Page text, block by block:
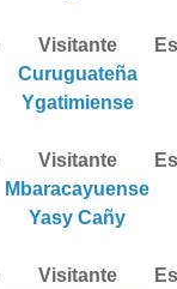
Visitante
Curuguateña
Ygatimiense
Visitante
Mbaracayuense
Yasy Cañy
Visitante